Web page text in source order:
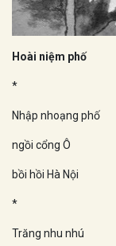
Hoài niệm phố
*
Nhập nhoạng phố
ngồi cổng Ô
bồi hồi Hà Nội
*
Trăng nhu nhú